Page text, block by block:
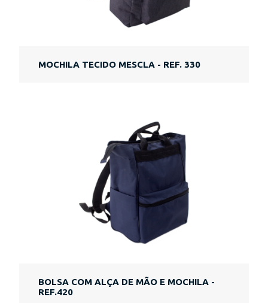
MOCHILA TECIDO MESCLA - REF. 330
BOLSA COM ALÇA DE MÃO E MOCHILA -
REF.420